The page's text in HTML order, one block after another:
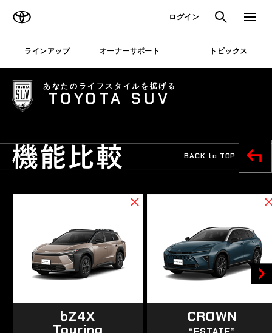
ログイン 検索 メニュ
ラインアップ オーナーサポート トピックス
BACK to TOP
あなたのライフスタイルを拡げる
TOYOTA SUV
bZ4X
Touring
bZ4X CROWN